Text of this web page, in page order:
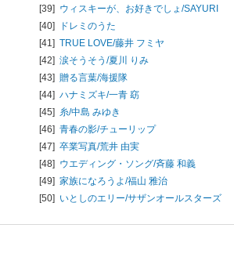
[39] ウィスキーが、お好きでしょ/SAYURI
[40]
ドレミのうた
[41] TRUE LOVE/藤井 フミヤ
[42] 涙そうそう/夏川 りみ
[43] 贈る言葉/海援隊
[44] ハナミズキ/一青 窈
[45] 糸/中島 みゆき
[46] 青春の影/チューリップ
[47] 卒業写真/荒井 由実
[48] ウエディング・ソング/斉藤 和義
[49] 家族になろうよ/福山 雅治
[50] いとしのエリー/サザンオールスターズ